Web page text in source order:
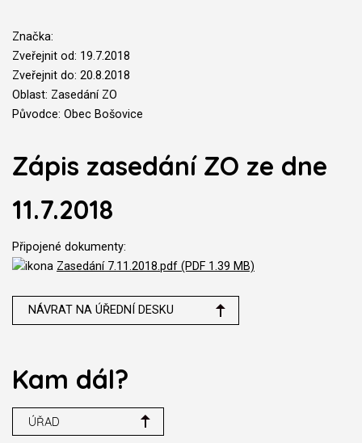
Značka:
Zveřejnit od: 19.7.2018
Zveřejnit do: 20.8.2018
Oblast: Zasedání ZO
Původce: Obec Bošovice
Zápis zasedání ZO ze dne
11.7.2018
Připojené dokumenty:
Zasedání 7.11.2018.pdf (PDF 1.39 MB)
NÁVRAT NA ÚŘEDNÍ DESKU
Kam dál?
ÚŘAD